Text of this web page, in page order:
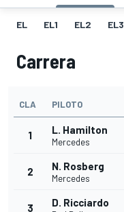
EL EL1 EL2 EL3
Carrera
CLA PILOTO
1 L. Hamilton
Mercedes
2 N. Rosberg
Mercedes
3 D. Ricciardo